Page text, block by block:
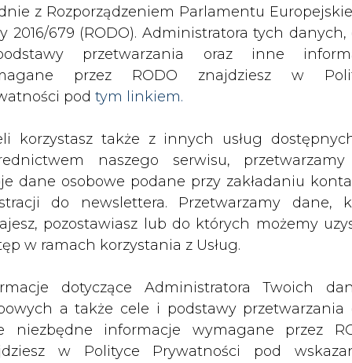
ZMIANY KADROWE NA RYNKU
z Rozporządzeniem Parlamentu
2016/679 (RODO). Administratora tych danych,
przetwarzania oraz inne
przez RODO znajdziesz w
pod tym linkiem.
korzystasz także z innych usług
naszego serwisu,
dane osobowe podane przy zakładaniu
do newslettera. Przetwarzamy dane,
pozostawiasz lub do których możemy
w ramach korzystania z Usług.
dotyczące Administratora Twoich
a także cele i podstawy przetwarzania
niezbędne informacje wymagane przez
w Polityce Prywatności pod
zmagania o Elektrim
drukuj skomentuj udostępnij :